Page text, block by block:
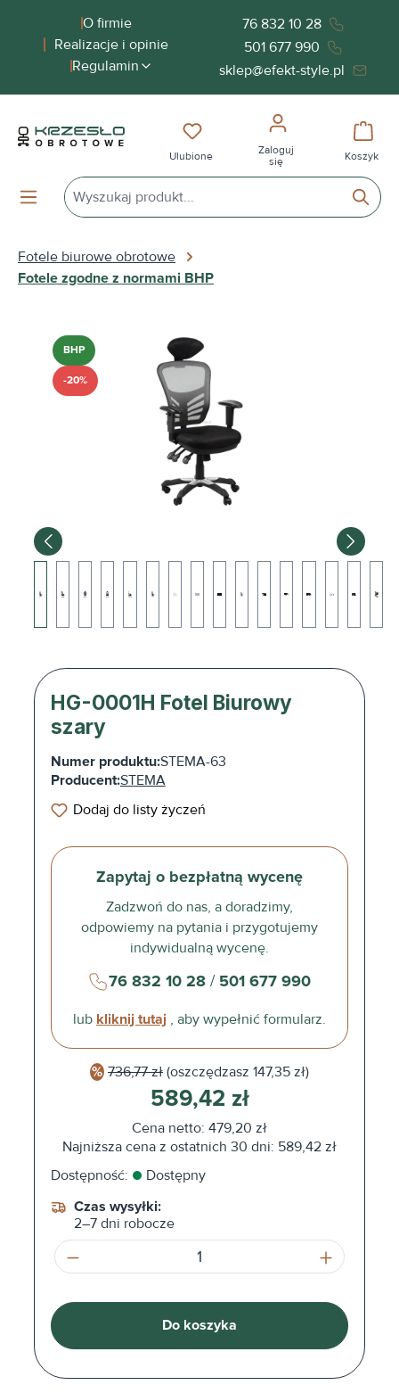
zawartościO firmie
Realizacje i opinie
Regulamin
76 832 10 28
501 677 990
sklep@efekt-style.pl
Masz 0 przedmioty na liście
Ulubione
Zaloguj
się
Koszyk
Fotele biurowe obrotowe
Fotele zgodne z normami BHP
Pomiń galerię zdjęć
BHP
-20%
HG-0001H Fotel Biurowy
szary
Numer produktu:STEMA-63
Producent:STEMA
Dodaj do listy życzeń
Zapytaj o bezpłatną wycenę
Zadzwoń do nas, a doradzimy,
odpowiemy na pytania i przygotujemy
indywidualną wycenę.
76 832 10 28/ 501 677 990
lub kliknij tutaj , aby wypełnić formularz.
736,77 zł (oszczędzasz 147,35 zł)
589,42 zł
Cena netto: 479,20 zł
Najniższa cena z ostatnich 30 dni: 589,42 zł
Dostępność:
Dostępny
Czas wysyłki:
2–7 dni robocze
Ilość produktu: Wprowadź żądaną
Do koszyka